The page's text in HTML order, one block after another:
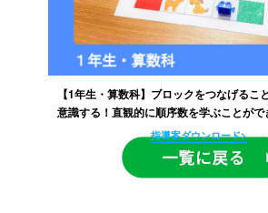
【1年生・算数科】ブロックをつなげるこ
意識する！直観的に順序数を学ぶことがで
指導案ダウンロード>